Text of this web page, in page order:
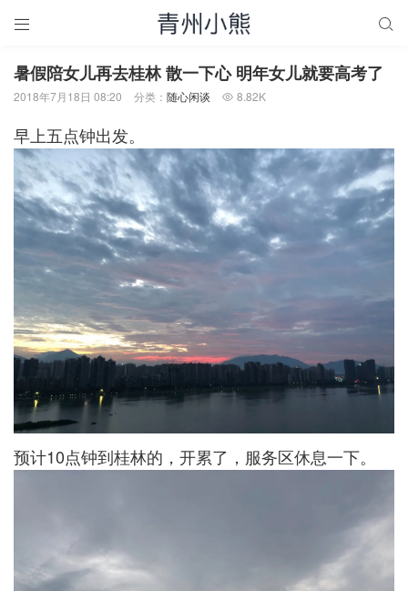
 
暑假陪女儿再去桂林 散一下心 明年女儿就要高考了
2018年7月18日 08:20 分类： 随心闲谈  8.82K
早上五点钟出发。
预计10点钟到桂林的，开累了，服务区休息一下。